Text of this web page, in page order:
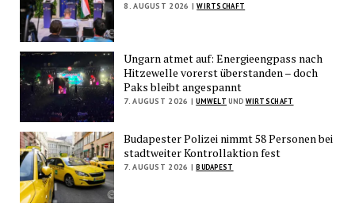
8. AUGUST 2026 | WIRTSCHAFT
Ungarn atmet auf: Energieengpass nach
Hitzewelle vorerst überstanden – doch
Paks bleibt angespannt
7. AUGUST 2026 | UMWELT UND WIRTSCHAFT
Budapester Polizei nimmt 58 Personen bei
stadtweiter Kontrollaktion fest
7. AUGUST 2026 | BUDAPEST